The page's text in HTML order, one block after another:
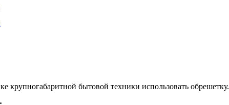
крупногабаритной бытовой техники использовать обрешетку.